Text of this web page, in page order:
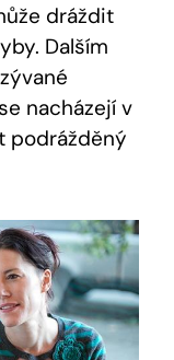
dráždit
Dalším
nacházejí v
podrážděný